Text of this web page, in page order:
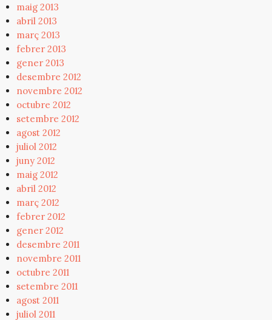
maig 2013
abril 2013
març 2013
febrer 2013
gener 2013
desembre 2012
novembre 2012
octubre 2012
setembre 2012
agost 2012
juliol 2012
juny 2012
maig 2012
abril 2012
març 2012
febrer 2012
gener 2012
desembre 2011
novembre 2011
octubre 2011
setembre 2011
agost 2011
juliol 2011